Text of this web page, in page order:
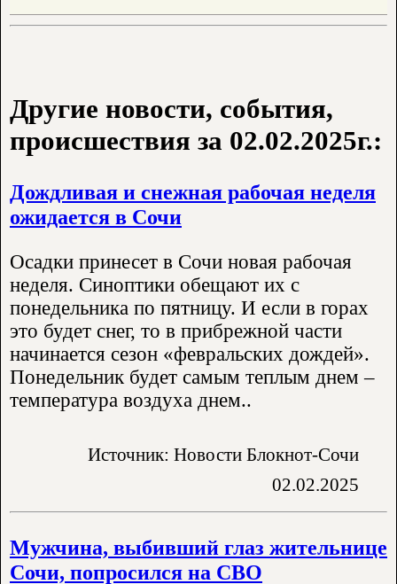
Другие новости, события,
происшествия за 02.02.2025г.:
Дождливая и снежная рабочая неделя
ожидается в Сочи
Осадки принесет в Сочи новая рабочая
неделя. Синоптики обещают их с
понедельника по пятницу. И если в горах
это будет снег, то в прибрежной части
начинается сезон «февральских дождей».
Понедельник будет самым теплым днем –
температура воздуха днем..
Источник: Новости Блокнот-Сочи
02.02.2025
Мужчина, выбивший глаз жительнице
Сочи, попросился на СВО